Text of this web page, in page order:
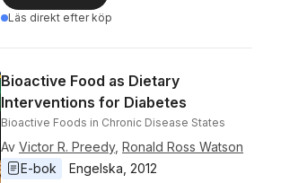
Läs direkt efter köp
Bioactive Food as Dietary
Interventions for Diabetes
Bioactive Foods in Chronic Disease States
Av Victor R. Preedy, Ronald Ross Watson
E-bok
Engelska 2012